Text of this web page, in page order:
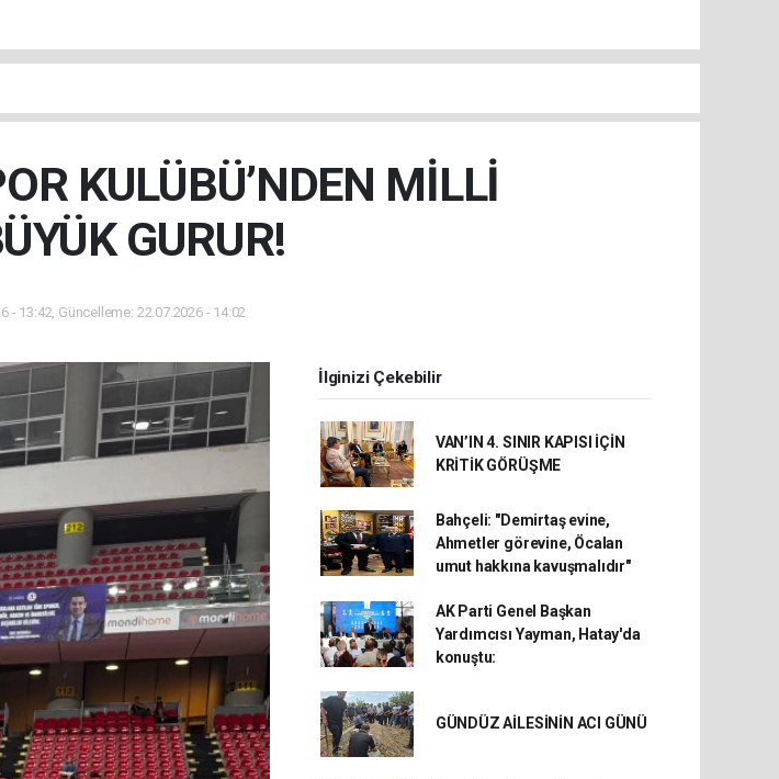
KULÜBÜ’NDEN MİLLİ
GURUR!
- 13:42, Güncelleme: 22.07.2026 - 14:02
İlginizi Çekebilir
VAN’IN 4. SINIR KAPISI İÇİN
KRİTİK GÖRÜŞME
Bahçeli: "Demirtaş evine,
Ahmetler görevine, Öcalan
umut hakkına kavuşmalıdır"
AK Parti Genel Başkan
Yardımcısı Yayman, Hatay'da
konuştu:
GÜNDÜZ AİLESİNİN ACI GÜNÜ